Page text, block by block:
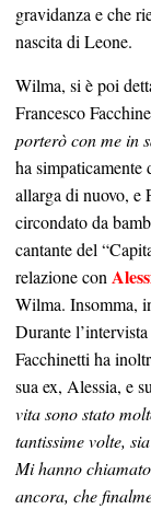
gravidanza e che
nascita di Leone.
Wilma, si è poi
Francesco
porterò con me in
ha simpaticamente
allarga di nuovo, e
circondato da
cantante del
relazione con
Wilma. Insomma,
Durante
Facchinetti ha
sua ex, Alessia, e
vita sono stato
tantissime volte,
Mi hanno
ancora, che